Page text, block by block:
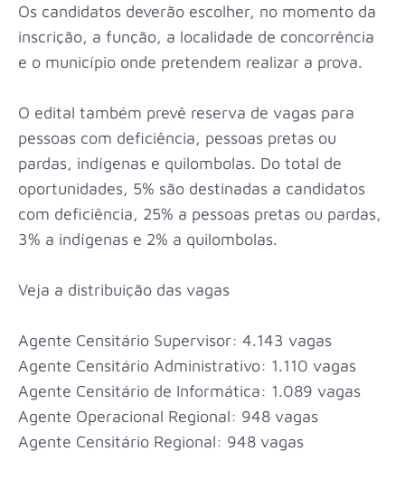
Os candidatos deverão escolher, no momento da
inscrição, a função, a localidade de concorrência
e o município onde pretendem realizar a prova.
O edital também prevê reserva de vagas para
pessoas com deficiência, pessoas pretas ou
pardas, indígenas e quilombolas. Do total de
oportunidades, 5% são destinadas a candidatos
com deficiência, 25% a pessoas pretas ou pardas,
3% a indígenas e 2% a quilombolas.
Veja a distribuição das vagas
Agente Censitário Supervisor: 4.143 vagas
Agente Censitário Administrativo: 1.110 vagas
Agente Censitário de Informática: 1.089 vagas
Agente Operacional Regional: 948 vagas
Agente Censitário Regional: 948 vagas